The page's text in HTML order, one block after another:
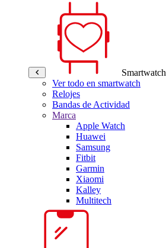
Smartwatch
Ver todo en smartwatch
Relojes
Bandas de Actividad
Marca
Apple Watch
Huawei
Samsung
Fitbit
Garmin
Xiaomi
Kalley
Multitech